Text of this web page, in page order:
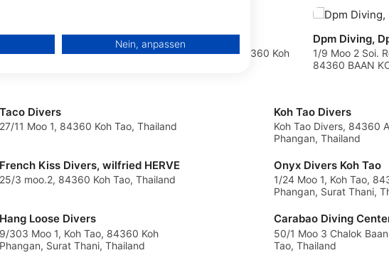
Surat Thani,
Big Blue Diving, Koh Tao
14/148 Moo 1, Sairee Beach, 84360 Koh
Dpm Diving,
1/9 Moo 2 Soi.
84360 BAAN
Taco Divers
27/11 Moo 1, 84360 Koh Tao, Thailand
French Kiss Divers, wilfried HERVE
25/3 moo.2, 84360 Koh Tao, Thailand
Hang Loose Divers
9/303 Moo 1, Koh Tao, 84360 Koh
Phangan, Surat Thani, Thailand
Koh Tao Divers
Koh Tao Divers, 84360
Phangan, Thailand
Onyx Divers Koh Tao
1/24 Moo 1, Koh Tao,
Phangan, Surat Thani,
50/1 Moo 3 Chalok
Tao, Thailand
Nein, anpassen